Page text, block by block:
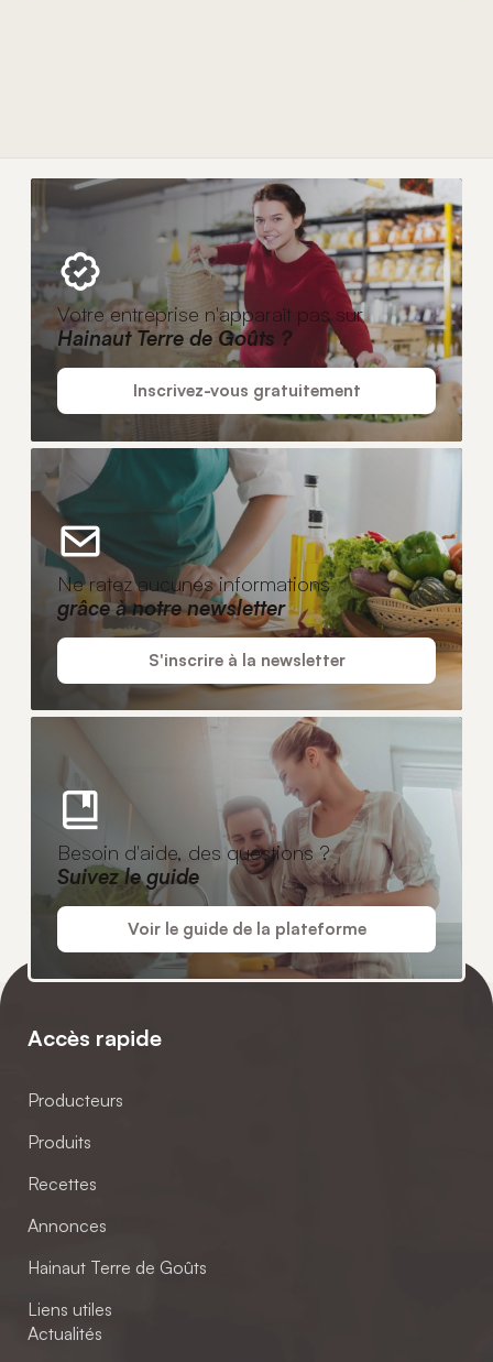
Votre entreprise n'apparaît pas sur
Hainaut Terre de Goûts ?
Inscrivez-vous gratuitement
Ne ratez aucunes informations
grâce à notre newsletter
S'inscrire à la newsletter
Besoin d'aide, des questions ?
Suivez le guide
Voir le guide de la plateforme
Accès rapide
Producteurs
Produits
Recettes
Annonces
Hainaut Terre de Goûts
Liens utiles
Actualités